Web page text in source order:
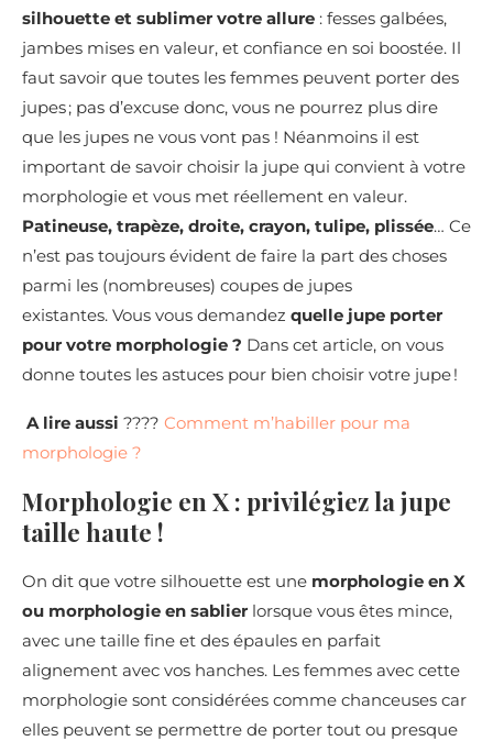
silhouette et sublimer votre allure : fesses galbées,
jambes mises en valeur, et confiance en soi boostée. Il
faut savoir que toutes les femmes peuvent porter des
jupes ; pas d’excuse donc, vous ne pourrez plus dire
que les jupes ne vous vont pas ! Néanmoins il est
important de savoir choisir la jupe qui convient à votre
morphologie et vous met réellement en valeur.
Patineuse, trapèze, droite, crayon, tulipe, plissée… Ce
n’est pas toujours évident de faire la part des choses
parmi les (nombreuses) coupes de jupes
existantes. Vous vous demandez quelle jupe porter
pour votre morphologie ? Dans cet article, on vous
donne toutes les astuces pour bien choisir votre jupe !
A lire aussi ???? Comment m’habiller pour ma
morphologie ?
Morphologie en X : privilégiez la jupe
taille haute !
On dit que votre silhouette est une morphologie en X
ou morphologie en sablier lorsque vous êtes mince,
avec une taille fine et des épaules en parfait
alignement avec vos hanches. Les femmes avec cette
morphologie sont considérées comme chanceuses car
elles peuvent se permettre de porter tout ou presque